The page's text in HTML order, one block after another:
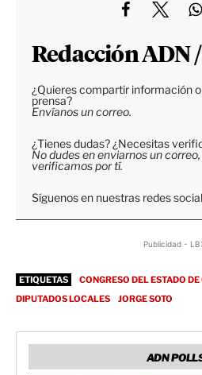
Redacción ADN
¿Quieres compartir información
prensa?
Envíanos un correo.
¿Tienes dudas? ¿Necesitas
No dudes en enviarnos un
verificamos por tí.
Síguenos en nuestras redes
Publicidad -
ETIQUETAS
CONGRESO DEL ESTADO
DIPUTADOS LOCALES
JORGE SOTO
ADN